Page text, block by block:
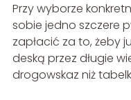
Przy wyborze
sobie jedno szczere
zapłacić za to, żeby
deską przez długie
drogowskaz niż